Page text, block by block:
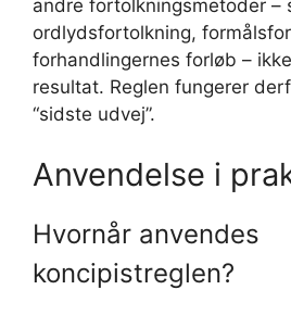
andre fortolkningsmetoder –
ordlydsfortolkning,
forhandlingernes forløb –
resultat. Reglen fungerer
“sidste udvej”.
Anvendelse i
Hvornår anvendes
koncipistreglen?